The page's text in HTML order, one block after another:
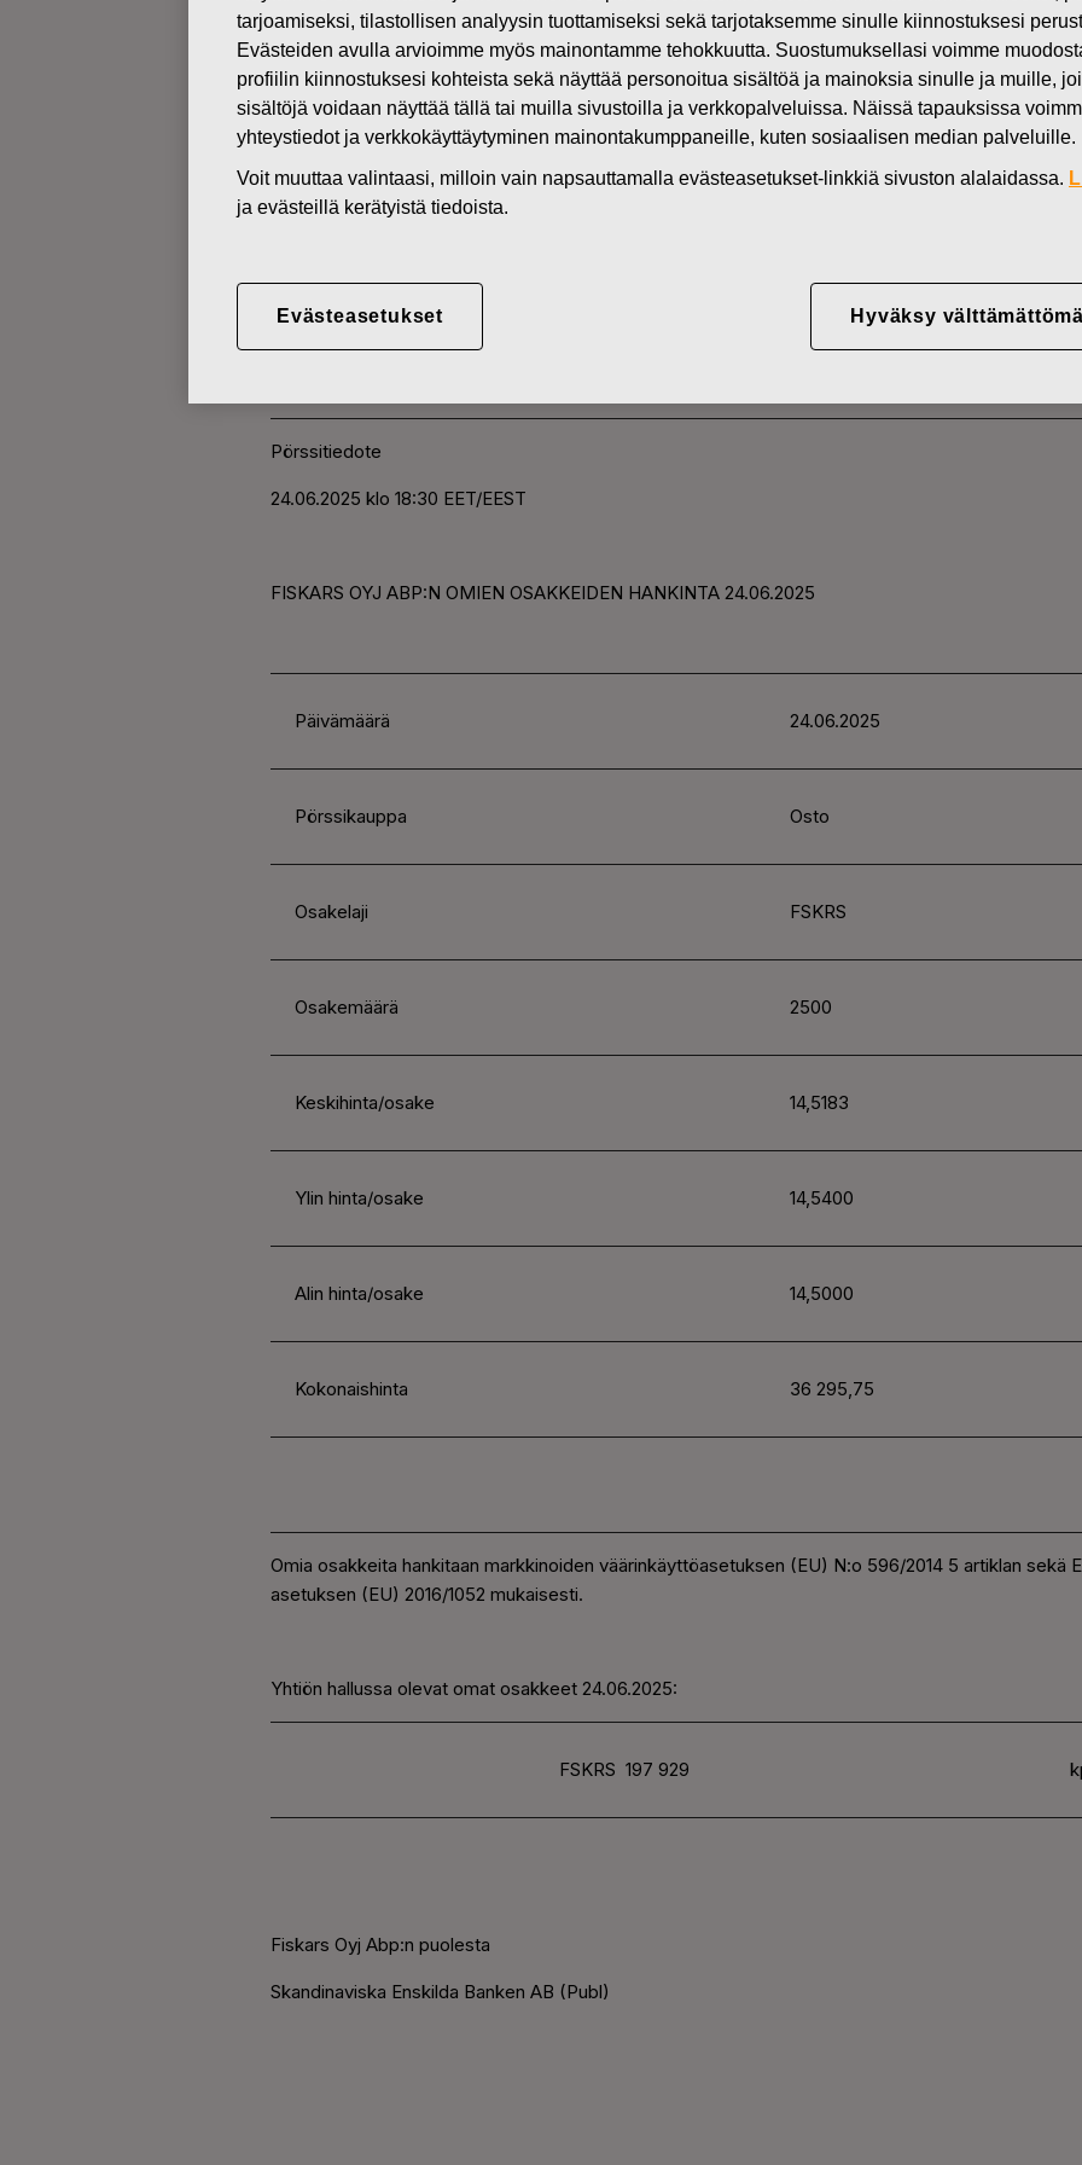
Uutiset
MUUTOKSET OMIEN OSAKKEIDEN OMISTUKSESSA
24.06.2025
FISKARS OYJ ABP:N OMIEN
Pörssitiedote
24.06.2025 klo 18:30 EET/EEST
FISKARS OYJ ABP:N OMIEN OSAKKEIDEN HANKINTA 24.06.2025
Päivämäärä 24.06.2025
Pörssikauppa Osto
Osakelaji FSKRS
Osakemäärä 2500
Keskihinta/osake 14,5183
Ylin hinta/osake 14,5400
Alin hinta/osake 14,5000
Kokonaishinta 36 295,75
Omia osakkeita hankitaan markkinoiden väärinkäyttöasetuksen (EU) N:o 596/2014 5 artiklan sekä
asetuksen (EU) 2016/1052 mukaisesti.
Yhtiön hallussa olevat omat osakkeet 24.06.2025:
FSKRS 197 929
Fiskars Oyj Abp:n puolesta
Skandinaviska Enskilda Banken AB (Publ)
tarjoamiseksi, tilastollisen analyysin tuottamiseksi sekä tarjotaksemme sinulle kiinnostuksesi
Evästeiden avulla arvioimme myös mainontamme tehokkuutta. Suostumuksellasi voimme
profiilin kiinnostuksesi kohteista sekä näyttää personoitua sisältöä ja mainoksia sinulle ja muille,
sisältöjä voidaan näyttää tällä tai muilla sivustoilla ja verkkopalveluissa. Näissä tapauksissa
yhteystiedot ja verkkokäyttäytyminen mainontakumppaneille, kuten sosiaalisen median palveluille.
Voit muuttaa valintaasi, milloin vain napsauttamalla evästeasetukset-linkkiä sivuston alalaidassa.
ja evästeillä kerätyistä tiedoista.
Evästeasetukset Hyväksy